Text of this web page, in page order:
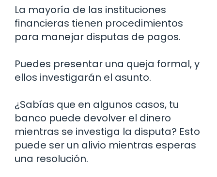
La mayoría de las instituciones
financieras tienen procedimientos
para manejar disputas de pagos.
Puedes presentar una queja formal, y
ellos investigarán el asunto.
¿Sabías que en algunos casos, tu
banco puede devolver el dinero
mientras se investiga la disputa? Esto
puede ser un alivio mientras esperas
una resolución.